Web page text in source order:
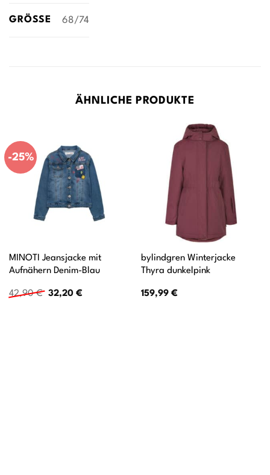
GRÖSSE 68/74
ÄHNLICHE PRODUKTE
-25%
MINOTI Jeansjacke mit
Aufnähern Denim-Blau
42,90€ Ursprünglicher
32,20 €Aktueller
bylindgren Winterjacke
Thyra dunkelpink
159,99 €